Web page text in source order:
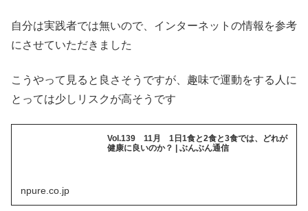
自分は実践者では無いので、インターネットの情報を参考
にさせていただきました
こうやって見ると良さそうですが、趣味で運動をする人に
とっては少しリスクが高そうです
Vol.139 11月 1日1食と2食と3食では、どれが
健康に良いのか？ | ぶんぶん通信
npure.co.jp